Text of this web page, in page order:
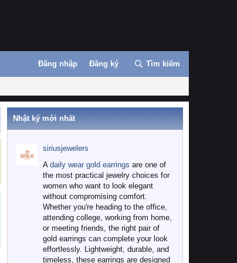
Đăng nhập Đăng ký Tìm kiếm
Nhật ký mới nhất
siriusjewelers
A daily wear gold earrings are one of
the most practical jewelry choices for
women who want to look elegant
without compromising comfort.
Whether you're heading to the office,
attending college, working from home,
or meeting friends, the right pair of
gold earrings can complete your look
effortlessly. Lightweight, durable, and
timeless, these earrings are designed